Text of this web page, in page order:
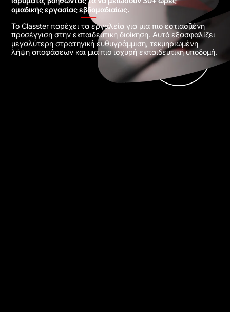
ομαδικής εργασίας εβδομαδιαίως.
Το Classter παρέχει τα εργαλεία για μια πιο εστιασμένη
προσέγγιση στην εκπαιδευτική διοίκηση. Αυτό εξασφαλίζει
μεγαλύτερη στρατηγική ευθυγράμμιση, τεκμηριωμένη
λήψη αποφάσεων και μια πιο ισχυρή εκπαιδευτική υποδομή.